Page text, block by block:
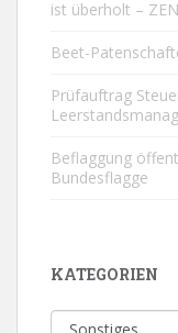
ist überholt –
Beet-
Prüfauftrag
Beflaggung
Bundesflagge
KATEGORIEN
Kategorien